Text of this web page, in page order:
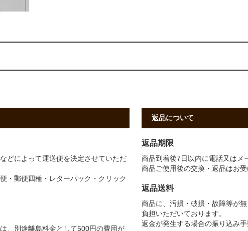
どによって運送便を決定させていただ
・郵便四種・レターパック・クリック
、別途離島料金として500円の費用が
返品について
返品期限
商品到着後7日以内に電話又はメ
商品ご使用後の交換・返品はお
返品送料
商品に、汚損・破損・故障等が
負担いただいております。
返金が発生する場合の振り込み